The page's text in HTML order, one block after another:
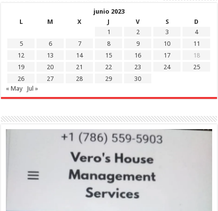
junio 2023
L
M X J V S
D
1
2 3
4
5
6 7 8 9 10
11
12
13 14 15 16 17
18
19
20 21 22 23 24
25
26
27 28 29
30
« May
Jul »